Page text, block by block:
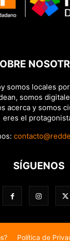
somos locales
somos
acerca y somos
eres el
SÍGUENOS
Política de